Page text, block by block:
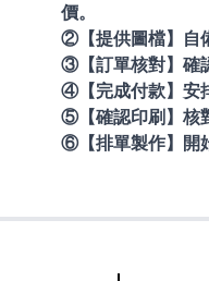
價。
②【提供圖檔】自
③【訂單核對】確
④【完成付款】安
⑤【確認印刷】核
⑥【排單製作】開